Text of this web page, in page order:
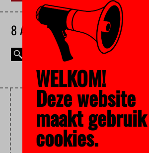
8 AUGUSTUS 2026
KOENE
WELKOM!
Deze website
maakt
cookies.